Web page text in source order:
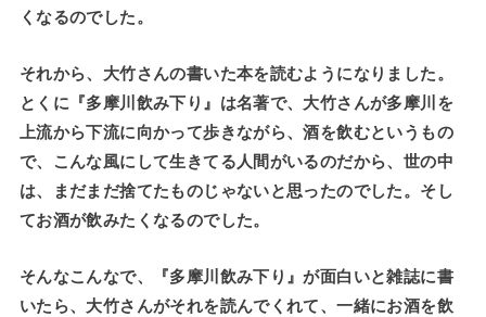
くなるのでした。
それから、大竹さんの書いた本を読むようになりました。
とくに『多摩川飲み下り』は名著で、大竹さんが多摩川を
上流から下流に向かって歩きながら、酒を飲むというもの
で、こんな風にして生きてる人間がいるのだから、世の中
は、まだまだ捨てたものじゃないと思ったのでした。そし
てお酒が飲みたくなるのでした。
そんなこんなで、『多摩川飲み下り』が面白いと雑誌に書
いたら、大竹さんがそれを読んでくれて、一緒にお酒を飲